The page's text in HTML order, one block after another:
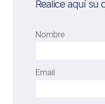
Realice aquí su
Nombre
Email